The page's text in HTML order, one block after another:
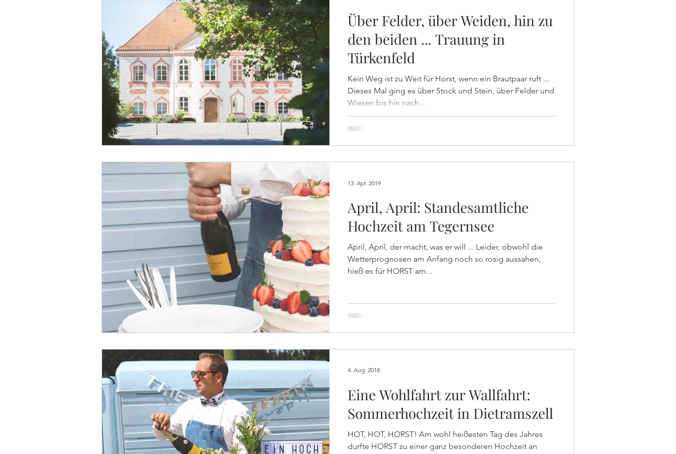
Über Felder, über Weiden, hin zu
den beiden ... Trauung in
Türkenfeld
Kein Weg ist zu Weit für Horst, wenn ein Brautpaar ruft ...
Dieses Mal ging es über Stock und Stein, über Felder und
Wiesen bis hin nach...
April, April: Standesamtliche
Hochzeit am Tegernsee
April, April, der macht, was er will ... Leider, obwohl die
Wetterprognosen am Anfang noch so rosig aussahen,
hieß es für HORST am...
13. Apr. 2019
Eine Wohlfahrt zur Wallfahrt:
Sommerhochzeit in Dietramszell
HOT, HOT, HORST! Am wohl heißesten Tag des Jahres
durfte HORST zu einer ganz besonderen Hochzeit an
4. Aug. 2018